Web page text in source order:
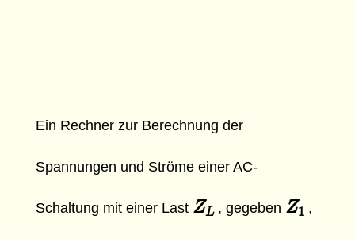
Ein Rechner zur Berechnung der
Spannungen und Ströme einer AC-
Schaltung mit einer Last ZL
ZL , gegeben Z1
Z1 ,